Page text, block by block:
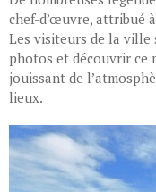
chef-d’œuvre, attribué
Les visiteurs de la ville
photos et découvrir ce
jouissant de
lieux.